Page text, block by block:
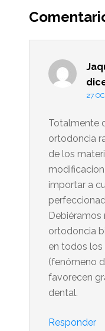
del
lector
27
Totalmente
ortodoncia
de los
importar a
Debiéramos
ortodoncia
en todos
(fenómeno
favorecen
dental.
Responder